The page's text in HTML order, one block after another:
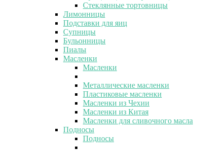
Стеклянные тортовницы
Лимонницы
Подставки для яиц
Супницы
Бульонницы
Пиалы
Масленки
Масленки
Металлические масленки
Пластиковые масленки
Масленки из Чехии
Масленки из Китая
Масленки для сливочного масла
Подносы
Подносы